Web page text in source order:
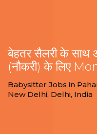
बेहतर सैलरी के साथ
(नौकरी) के लिए
Babysitter Jobs in
New Delhi, Delhi, India